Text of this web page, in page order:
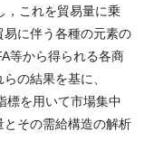
，これを貿易量に乗
易に伴う各種の元素の
等から得られる各商
の結果を基に、
標を用いて市場集中
その需給構造の解析